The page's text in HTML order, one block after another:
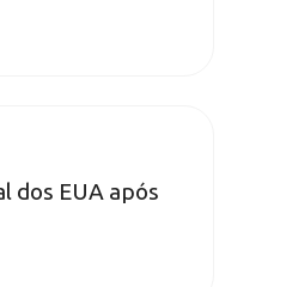
dos EUA após